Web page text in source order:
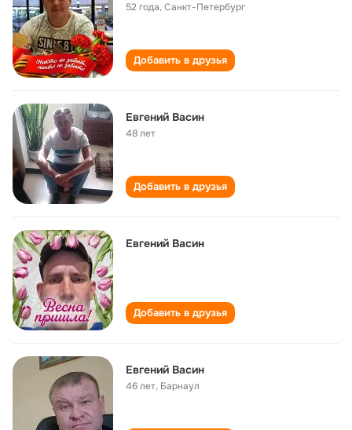
52 года,Санкт-Петербург
Добавить в друзья
Евгений Васин
48 лет
Добавить в друзья
Евгений Васин
Добавить в друзья
Евгений Васин
46 лет, Барнаул